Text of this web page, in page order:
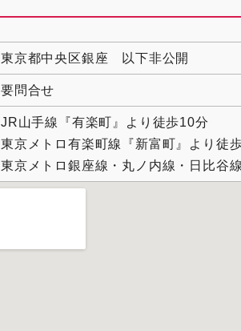
東京都中央区銀座 以下非公開
要問合せ
JR山手線『有楽町』より徒歩10分
東京メトロ有楽町線『新富町』より徒
東京メトロ銀座線・丸ノ内線・日比谷